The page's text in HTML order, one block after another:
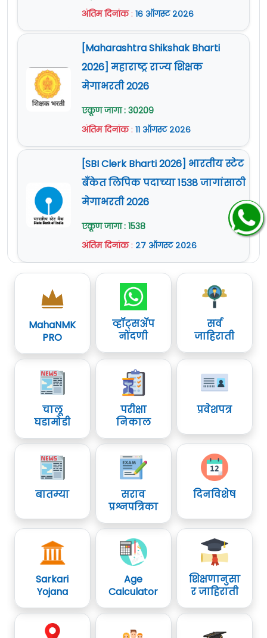
अंतिम दिनांक: १६ ऑगस्ट २०२६
[Maharashtra Shikshak Bharti
2026] महाराष्ट्र राज्य शिक्षक
मेगाभरती 2026
एकूण जागा : 30209
अंतिम दिनांक: ११ ऑगस्ट २०२६
[SBI Clerk Bharti 2026] भारतीय स्टेट
बँकेत लिपिक पदाच्या 1538 जागांसाठी
मेगाभरती 2026
एकूण जागा : 1538
अंतिम दिनांक: २७ ऑगस्ट २०२६
MahaNMK
PRO
व्हॉट्सॲप
नोंदणी
सर्व
जाहिराती
चालू
घडामोडी
परीक्षा
निकाल
प्रवेशपत्र
बातम्या
सराव
प्रश्नपत्रिका
दिनविशेष
Sarkari
Yojana
Age
Calculator
शिक्षणानुसा
र जाहिराती